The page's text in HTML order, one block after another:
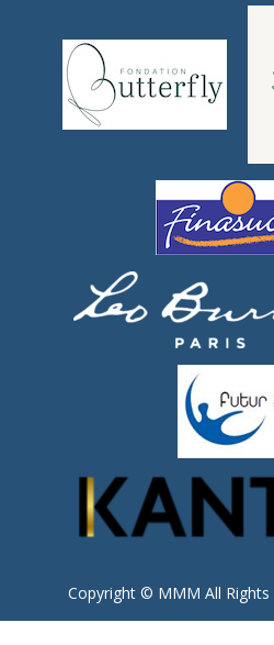
Copyright © MMM All Rights